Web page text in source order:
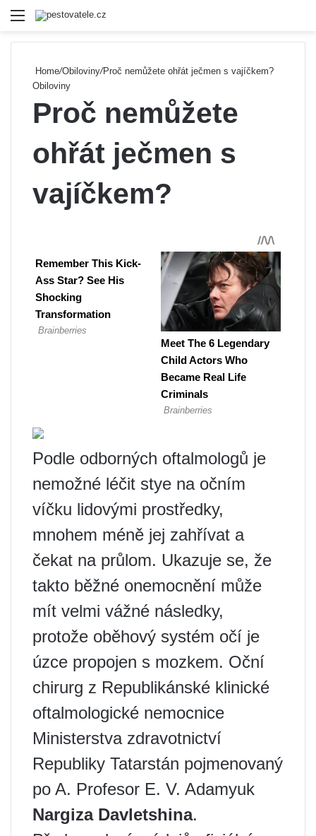
Menu
Home/Obiloviny/Proč nemůžete ohřát ječmen s vajíčkem?
Obiloviny
Proč nemůžete
ohřát ječmen s
vajíčkem?
Podle odborných oftalmologů je
nemožné léčit stye na očním
víčku lidovými prostředky,
mnohem méně jej zahřívat a
čekat na průlom. Ukazuje se, že
takto běžné onemocnění může
mít velmi vážné následky,
protože oběhový systém očí je
úzce propojen s mozkem. Oční
chirurg z Republikánské klinické
oftalmologické nemocnice
Ministerstva zdravotnictví
Republiky Tatarstán pojmenovaný
po A. Profesor E. V. Adamyuk
Nargiza Davletshina.